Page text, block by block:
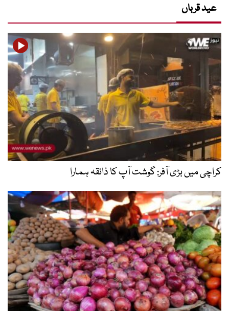
عید قرباں
کراچی میں بڑی آفر: گوشت آپ کا ذائقہ ہمارا